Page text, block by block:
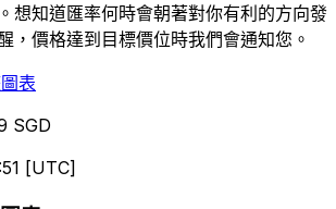
想知道匯率何時會朝著對你有利的方向發
，價格達到目標價位時我們會通知您。
表
SGD
[UTC]